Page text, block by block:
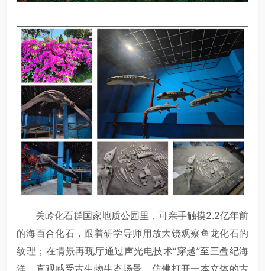
关岭化石群国家地质公园里，可亲手触摸2.2亿年前
的海百合化石，跟着研学导师用放大镜观察鱼龙化石的
纹理；在情景再现厅通过声光电技术“穿越”至三叠纪海